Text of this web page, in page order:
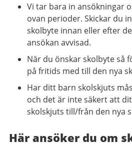
Vi tar bara in ansökningar
ovan perioder. Skickar du
skolbyte innan eller efter
ansökan avvisad.
När du önskar skolbyte så
på fritids med till den nya
Har ditt barn skolskjuts
och det är inte säkert att
skolskjuts till/från den nya
Här ansöker du om